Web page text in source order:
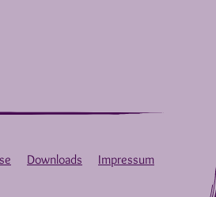
Downloads
Impressum